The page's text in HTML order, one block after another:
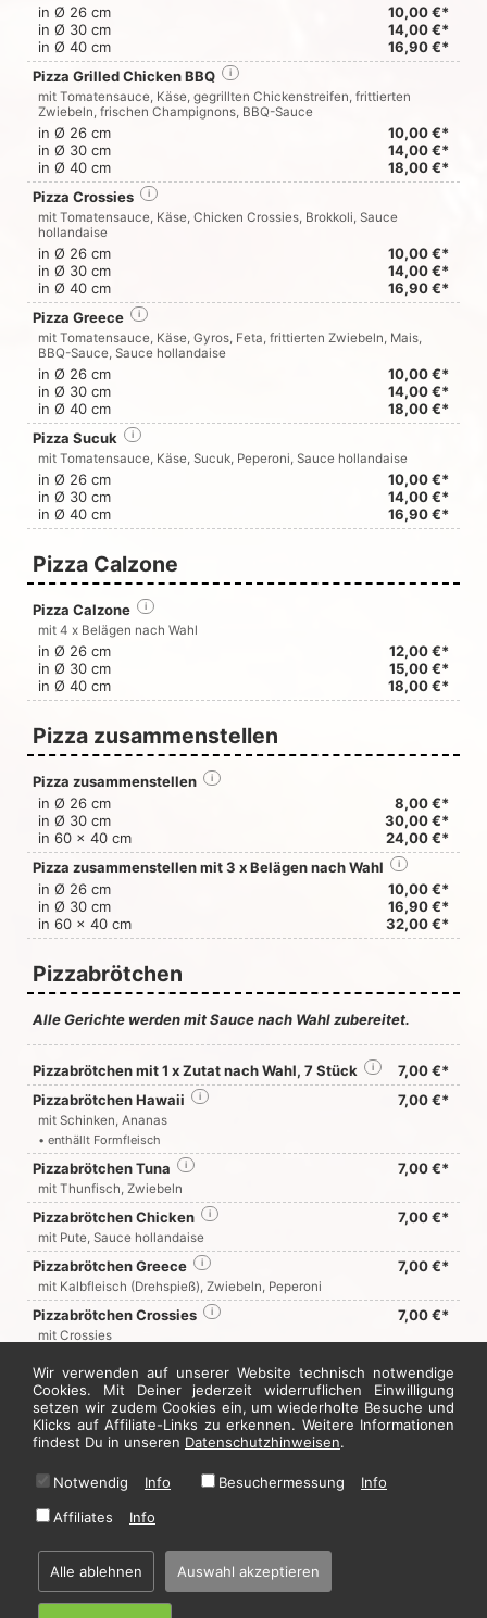
in Ø 26 cm
10,00 €*
in Ø 30 cm
14,00 €*
in Ø 40 cm
16,90 €*
Pizza Grilled Chicken BBQ
i
mit Tomatensauce, Käse, gegrillten Chickenstreifen, frittierten
Zwiebeln, frischen Champignons, BBQ-Sauce
in Ø 26 cm
10,00 €*
in Ø 30 cm
14,00 €*
in Ø 40 cm
18,00 €*
Pizza Crossies
i
mit Tomatensauce, Käse, Chicken Crossies, Brokkoli, Sauce
hollandaise
in Ø 26 cm
10,00 €*
in Ø 30 cm
14,00 €*
in Ø 40 cm
16,90 €*
Pizza Greece
i
mit Tomatensauce, Käse, Gyros, Feta, frittierten Zwiebeln, Mais,
BBQ-Sauce, Sauce hollandaise
in Ø 26 cm
10,00 €*
in Ø 30 cm
14,00 €*
in Ø 40 cm
18,00 €*
Pizza Sucuk
i
mit Tomatensauce, Käse, Sucuk, Peperoni, Sauce hollandaise
in Ø 26 cm
10,00 €*
in Ø 30 cm
14,00 €*
in Ø 40 cm
16,90 €*
Pizza Calzone
Pizza Calzone i
mit 4 x Belägen nach Wahl
in Ø 26 cm
12,00 €*
in Ø 30 cm
15,00 €*
in Ø 40 cm
18,00 €*
Pizza zusammenstellen
Pizza zusammenstellen i
in Ø 26 cm
8,00 €*
in Ø 30 cm
30,00 €*
in 60 x 40 cm
24,00 €*
Pizza zusammenstellen mit 3 x Belägen nach Wahl
i
in Ø 26 cm
10,00 €*
in Ø 30 cm
16,90 €*
in 60 x 40 cm
32,00 €*
Pizzabrötchen
Alle Gerichte werden mit Sauce nach Wahl zubereitet.
Pizzabrötchen mit 1 x Zutat nach Wahl, 7 Stück 7,00 €*
i
Pizzabrötchen Hawaii 7,00 €*
i
mit Schinken, Ananas
• enthällt Formfleisch
Pizzabrötchen Tuna 7,00 €*
i
mit Thunfisch, Zwiebeln
Pizzabrötchen Chicken 7,00 €*
i
mit Pute, Sauce hollandaise
Pizzabrötchen Greece 7,00 €*
i
mit Kalbfleisch (Drehspieß), Zwiebeln, Peperoni
Pizzabrötchen Crossies 7,00 €*
i
mit Crossies
Nutella Brötchen 7,00 €*
Jetzt hier bestellen
* Alle Preise in Euro inkl. gesetzl. MwSt. Abbildungen können ggf. abweichen.
Home·Impressum·Datenschutzhinweise
Wir verwenden auf unserer Website technisch notwendige
Cookies. Mit Deiner jederzeit widerruflichen Einwilligung
setzen wir zudem Cookies ein, um wiederholte Besuche und
Klicks auf Affiliate-Links zu erkennen. Weitere Informationen
findest Du in unseren Datenschutzhinweisen.
Notwendig Info Besuchermessung
Info
Affiliates
Info
Alle ablehnen Auswahl akzeptieren